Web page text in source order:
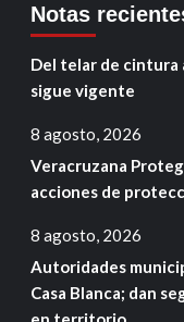
Notas
Del telar de cintura
sigue vigente
8 agosto, 2026
Veracruzana
acciones de
8 agosto, 2026
Autoridades
Casa Blanca; dan